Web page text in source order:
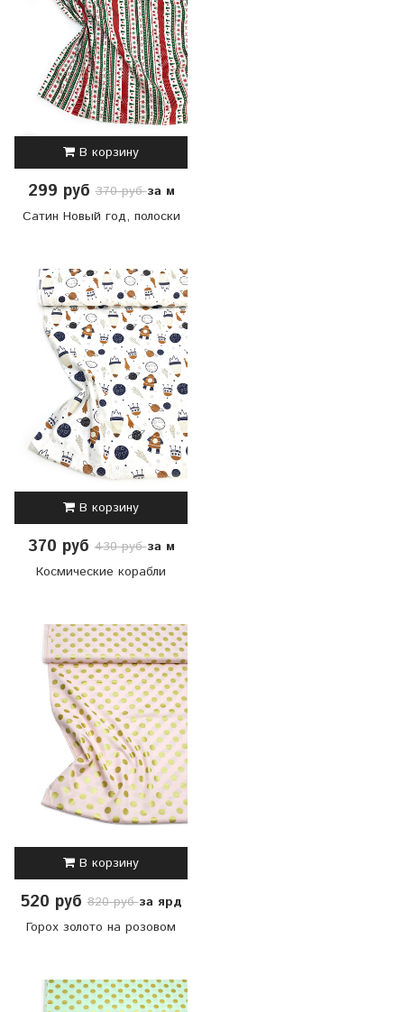
В корзину
299 руб370 рубза м
Сатин Новый год, полоски
В корзину
370 руб430 рубза м
Космические корабли
В корзину
520 руб820 рубза ярд
Горох золото на розовом